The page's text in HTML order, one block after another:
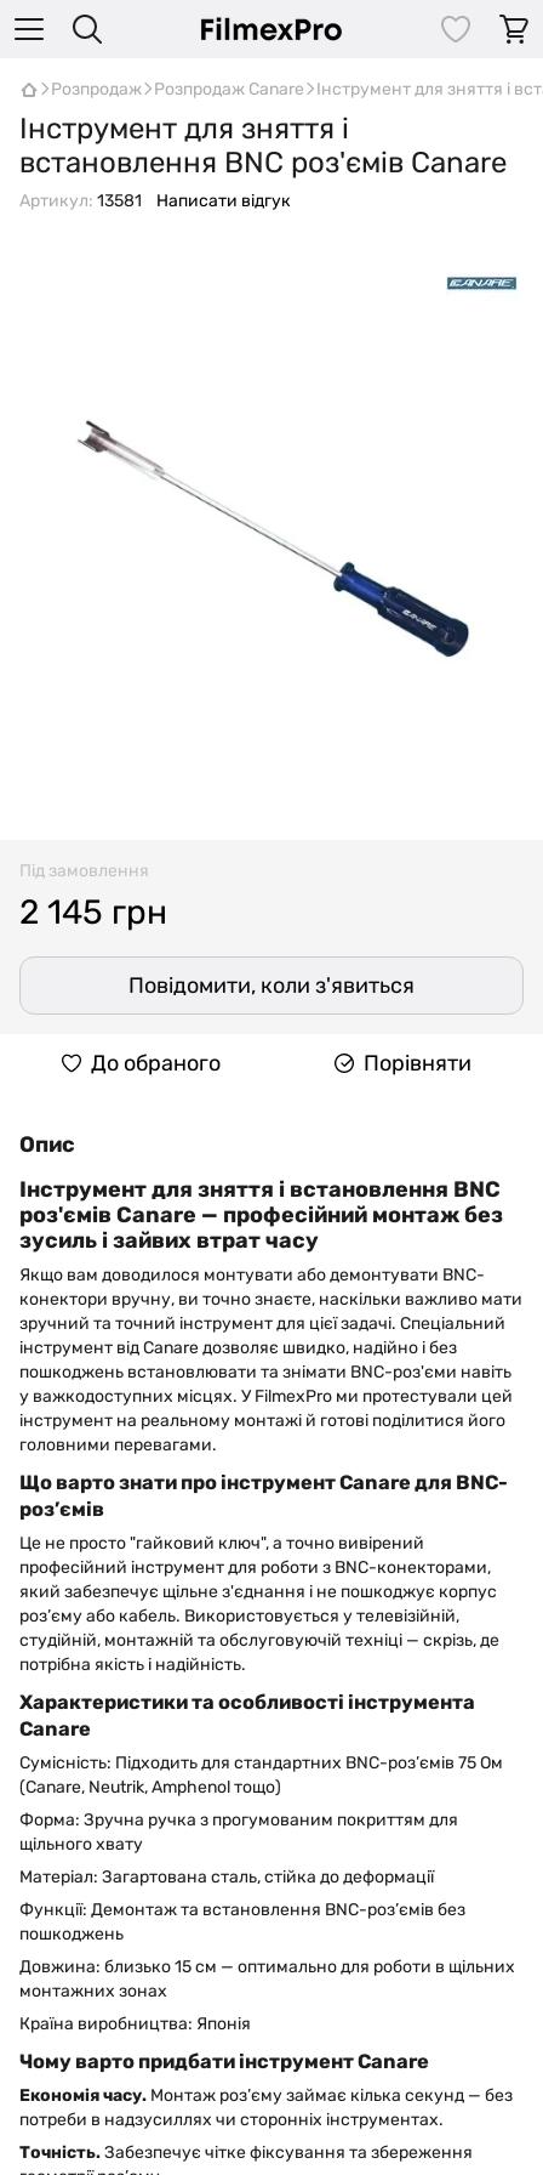
Розпродаж Розпродаж Canare Інструмент для зняття і
Інструмент для зняття і
встановлення BNC роз'ємів Canare
Артикул: 13581 Написати відгук
Під замовлення
2 145 грн
Повідомити, коли з'явиться
До обраного Порівняти
Опис
Інструмент для зняття і встановлення BNC
роз'ємів Canare — професійний монтаж без
зусиль і зайвих втрат часу
Якщо вам доводилося монтувати або демонтувати BNC-
конектори вручну, ви точно знаєте, наскільки важливо мати
зручний та точний інструмент для цієї задачі. Спеціальний
інструмент від Canare дозволяє швидко, надійно і без
пошкоджень встановлювати та знімати BNC-роз'єми навіть
у важкодоступних місцях. У FilmexPro ми протестували цей
інструмент на реальному монтажі й готові поділитися його
головними перевагами.
Що варто знати про інструмент Canare для BNC-
роз’ємів
Це не просто "гайковий ключ", а точно вивірений
професійний інструмент для роботи з BNC-конекторами,
який забезпечує щільне з'єднання і не пошкоджує корпус
роз’єму або кабель. Використовується у телевізійній,
студійній, монтажній та обслуговуючій техніці — скрізь, де
потрібна якість і надійність.
Характеристики та особливості інструмента
Canare
Сумісність: Підходить для стандартних BNC-роз’ємів 75 Ом
(Canare, Neutrik, Amphenol тощо)
Форма: Зручна ручка з прогумованим покриттям для
щільного хвату
Матеріал: Загартована сталь, стійка до деформації
Функції: Демонтаж та встановлення BNC-роз’ємів без
пошкоджень
Довжина: близько 15 см — оптимально для роботи в щільних
монтажних зонах
Країна виробництва: Японія
Чому варто придбати інструмент Canare
Економія часу. Монтаж роз’єму займає кілька секунд — без
потреби в надзусиллях чи сторонніх інструментах.
Точність.Забезпечує чітке фіксування та збереження